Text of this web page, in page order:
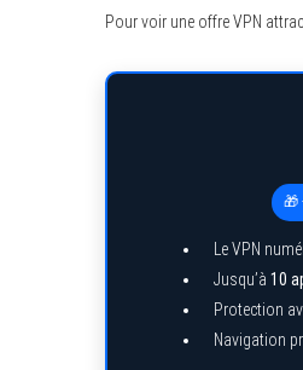
Pour voir une offre VPN
🎁
Le VPN
Jusqu’à 10
Protection
Navigation